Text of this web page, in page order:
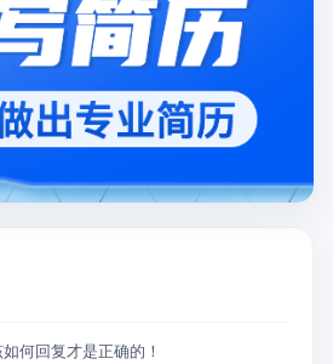
何回复才是正确的！